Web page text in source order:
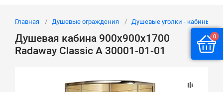
Главная Душевые ограждения Душевые уголки - кабины
Душевая кабина 900х900х1700
Radaway Classic A 30001-01-01
0